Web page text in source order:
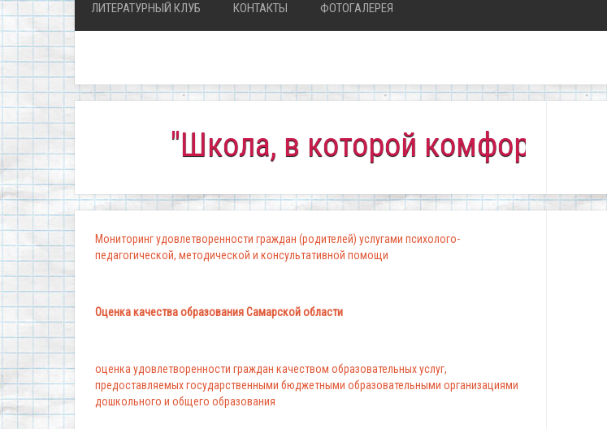
ЛИТЕРАТУРНЫЙ КЛУБ КОНТАКТЫ ФОТОГАЛЕРЕЯ
"Школа, в которой комфортно всем!"
Мониторинг удовлетворенности граждан (родителей) услугами психолого-
педагогической, методической и консультативной помощи
Оценка качества образования Самарской области
оценка удовлетворенности граждан качеством образовательных услуг,
предоставляемых государственными бюджетными образовательными организациями
дошкольного и общего образования